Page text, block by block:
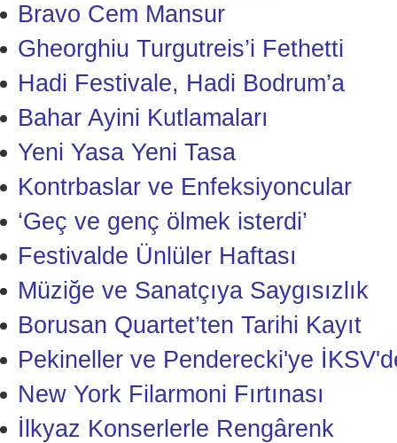
Bravo Cem Mansur
Gheorghiu Turgutreis’i Fethetti
Hadi Festivale, Hadi Bodrum’a
Bahar Ayini Kutlamaları
Yeni Yasa Yeni Tasa
Kontrbaslar ve Enfeksiyoncular
‘Geç ve genç ölmek isterdi’
Festivalde Ünlüler Haftası
Müziğe ve Sanatçıya Saygısızlık
Borusan Quartet’ten Tarihi Kayıt
Pekineller ve Penderecki'ye
New York Filarmoni Fırtınası
İlkyaz Konserlerle Rengârenk